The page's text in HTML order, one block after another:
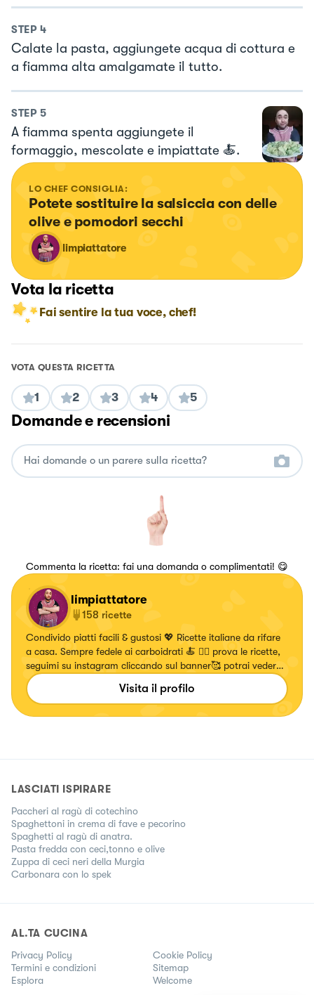
STEP 4
Calate la pasta, aggiungete acqua di cottura e
a fiamma alta amalgamate il tutto.
STEP 5
A fiamma spenta aggiungete il
formaggio, mescolate e impiattate 🍝.
LO CHEF CONSIGLIA:
Potete sostituire la salsiccia con delle
olive e pomodori secchi
limpiattatore
Vota la ricetta
Fai sentire la tua voce, chef!
VOTA QUESTA RICETTA
1 2 3 4 5
Domande e recensioni
Commenta la ricetta: fai una domanda o complimentati! 😋
limpiattatore
158 ricette
Condivido piatti facili & gustosi 💖 Ricette italiane da rifare
a casa. Sempre fedele ai carboidrati 🍝 👇🏼 prova le ricette,
seguimi su instagram cliccando sul banner🥰 potrai vedere
le ricette realizzate
Visita il profilo
LASCIATI ISPIRARE
Paccheri al ragù di cotechino
Spaghettoni in crema di fave e pecorino
Spaghetti al ragù di anatra.
Pasta fredda con ceci,tonno e olive
Zuppa di ceci neri della Murgia
Carbonara con lo spek
AL.TA CUCINA
Privacy Policy
Cookie Policy
Termini e condizioni
Sitemap
Esplora
Welcome